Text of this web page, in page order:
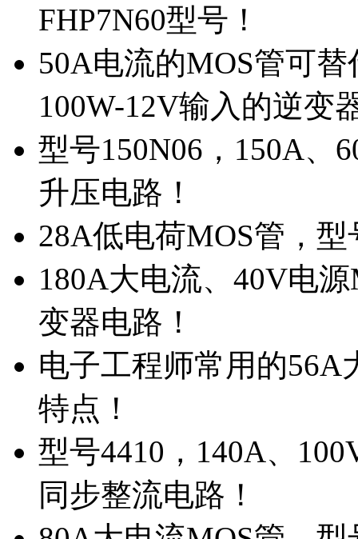
FHP7N60型号！
50A电流的MOS管可
100W-12V输入的逆变
型号150N06，150A、
升压电路！
28A低电荷MOS管，
180A大电流、40V电
变器电路！
电子工程师常用的56A
特点！
型号4410，140A、
同步整流电路！